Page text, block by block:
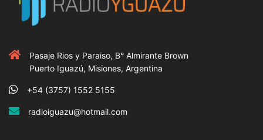
Pasaje Rios y Paraiso, B° Almirante Brown
Puerto Iguazú, Misiones, Argentina
+54 (3757) 1552 5155
radioiguazu@hotmail.com